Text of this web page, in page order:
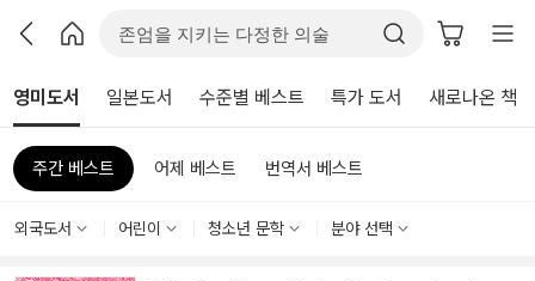
영미도서 일본도서 수준별 베스트 특가 도서 새로나온 책
주간 베스트 어제 베스트 번역서 베스트
외국도서 어린이 청소년 문학 분야 선택